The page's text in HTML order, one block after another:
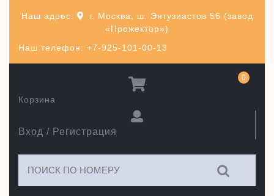
Наш телефон: +7-925-101-00-13
Наш адрес:
г. Москва, ш. Энтузиастов 56 (завод
«Прожектор»)
Вход / Регистрация
Корзина
0